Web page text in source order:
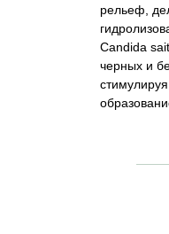
рельеф,
Candida
черных и